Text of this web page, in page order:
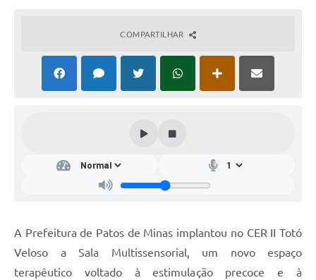
COMPARTILHAR
A Prefeitura de Patos de Minas implantou no CER II Totó
Veloso a Sala Multissensorial, um novo espaço
terapêutico voltado à estimulação precoce e à